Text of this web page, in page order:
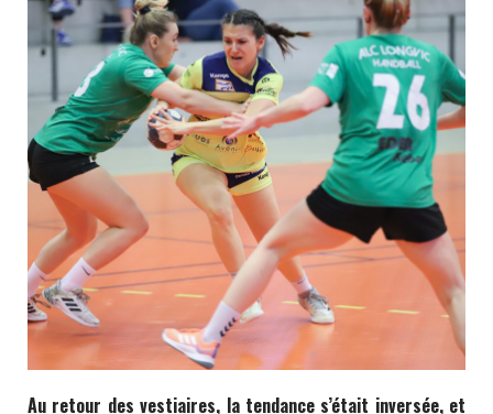
Au retour desvestiaires, la tendance s’était inversée, et